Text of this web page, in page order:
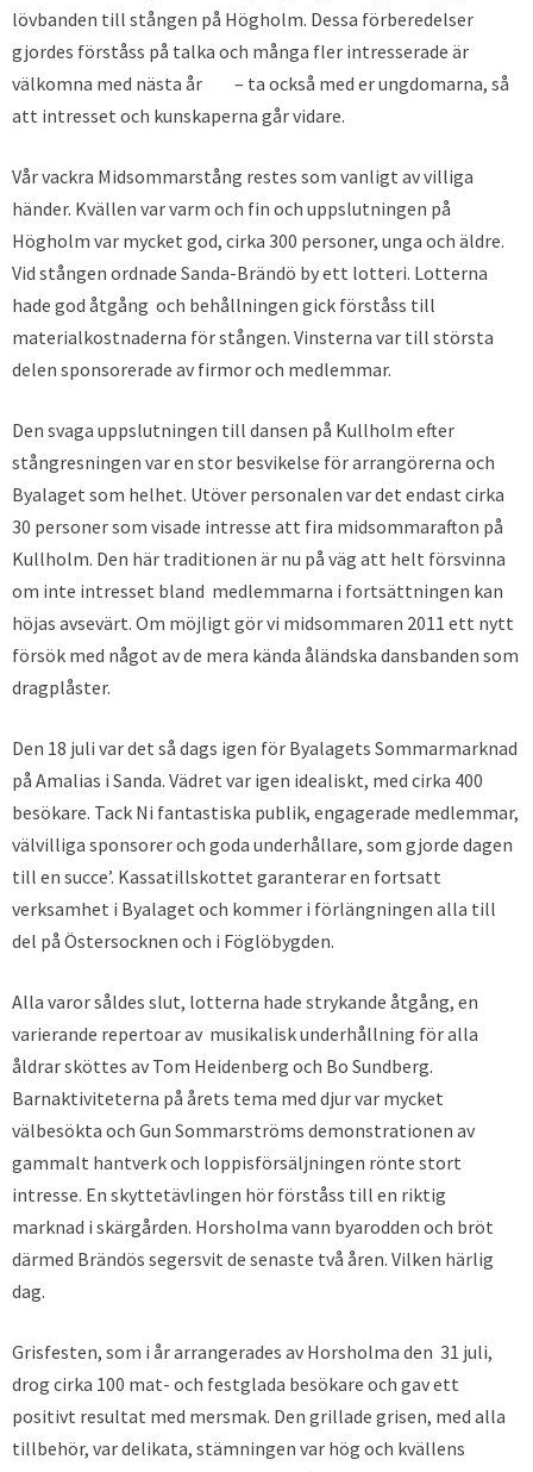
lövbanden till stången på Högholm. Dessa förberedelser
gjordes förståss på talka och många fler intresserade är
välkomna med nästa år – ta också med er ungdomarna, så
att intresset och kunskaperna går vidare.
Vår vackra Midsommarstång restes som vanligt av villiga
händer. Kvällen var varm och fin och uppslutningen på
Högholm var mycket god, cirka 300 personer, unga och äldre.
Vid stången ordnade Sanda-Brändö by ett lotteri. Lotterna
hade god åtgång och behållningen gick förståss till
materialkostnaderna för stången. Vinsterna var till största
delen sponsorerade av firmor och medlemmar.
Den svaga uppslutningen till dansen på Kullholm efter
stångresningen var en stor besvikelse för arrangörerna och
Byalaget som helhet. Utöver personalen var det endast cirka
30 personer som visade intresse att fira midsommarafton på
Kullholm. Den här traditionen är nu på väg att helt försvinna
om inte intresset bland medlemmarna i fortsättningen kan
höjas avsevärt. Om möjligt gör vi midsommaren 2011 ett nytt
försök med något av de mera kända åländska dansbanden som
dragplåster.
Den 18 juli var det så dags igen för Byalagets Sommarmarknad
på Amalias i Sanda. Vädret var igen idealiskt, med cirka 400
besökare. Tack Ni fantastiska publik, engagerade medlemmar,
välvilliga sponsorer och goda underhållare, som gjorde dagen
till en succe’. Kassatillskottet garanterar en fortsatt
verksamhet i Byalaget och kommer i förlängningen alla till
del på Östersocknen och i Föglöbygden.
Alla varor såldes slut, lotterna hade strykande åtgång, en
varierande repertoar av musikalisk underhållning för alla
åldrar sköttes av Tom Heidenberg och Bo Sundberg.
Barnaktiviteterna på årets tema med djur var mycket
välbesökta och Gun Sommarströms demonstrationen av
gammalt hantverk och loppisförsäljningen rönte stort
intresse. En skyttetävlingen hör förståss till en riktig
marknad i skärgården. Horsholma vann byarodden och bröt
därmed Brändös segersvit de senaste två åren. Vilken härlig
dag.
Grisfesten, som i år arrangerades av Horsholma den 31 juli,
drog cirka 100 mat- och festglada besökare och gav ett
positivt resultat med mersmak. Den grillade grisen, med alla
tillbehör, var delikata, stämningen var hög och kvällens